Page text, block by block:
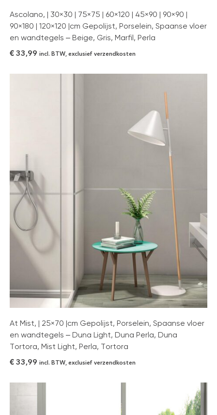
Ascolano, | 30×30 | 75×75 | 60×120 | 45×90 | 90×90 |
90×180 | 120×120 |cm Gepolijst, Porselein, Spaanse vloer
en wandtegels – Beige, Gris, Marfil, Perla
€ 33,99 incl. BTW, exclusief verzendkosten
At Mist, | 25×70 |cm Gepolijst, Porselein, Spaanse vloer
en wandtegels – Duna Light, Duna Perla, Duna
Tortora, Mist Light, Perla, Tortora
€ 33,99 incl. BTW, exclusief verzendkosten